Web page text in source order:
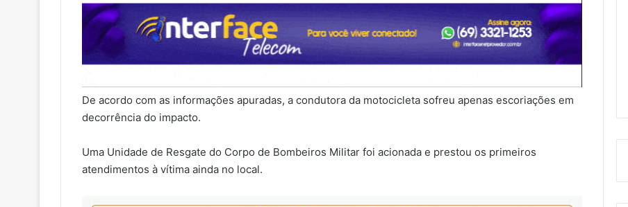
De acordo com as informações apuradas, a condutora da motocicleta sofreu apenas escoriações em
decorrência do impacto.
Uma Unidade de Resgate do Corpo de Bombeiros Militar foi acionada e prestou os primeiros
atendimentos à vítima ainda no local.